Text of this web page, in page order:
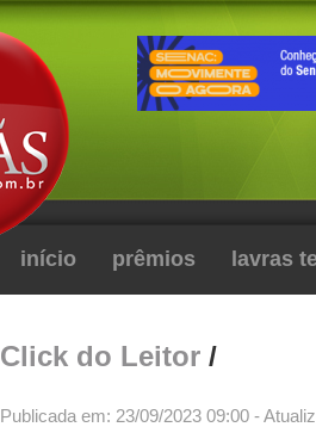
início prêmios lavras
Click do Leitor /
Publicada em: 23/09/2023 09:00 -